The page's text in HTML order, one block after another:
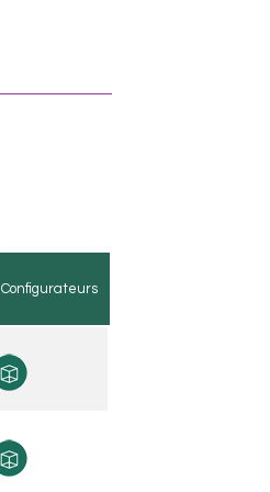
Configurateurs